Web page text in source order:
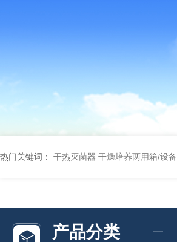
热门关键词： 干热灭菌器 干燥培养两用箱/设备
产品分类